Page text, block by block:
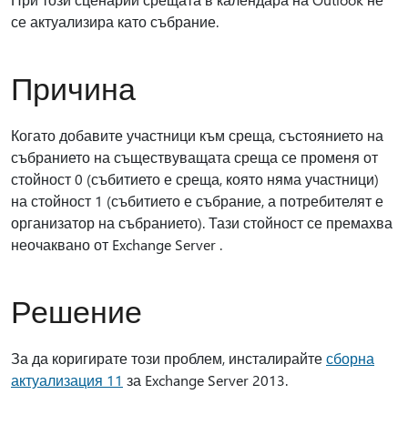
се актуализира като събрание.
Причина
Когато добавите участници към среща, състоянието на
събранието на съществуващата среща се променя от
стойност 0 (събитието е среща, която няма участници)
на стойност 1 (събитието е събрание, а потребителят е
организатор на събранието). Тази стойност се премахва
неочаквано от Exchange Server .
Решение
За да коригирате този проблем, инсталирайтесборна
актуализация 11 за Exchange Server 2013.